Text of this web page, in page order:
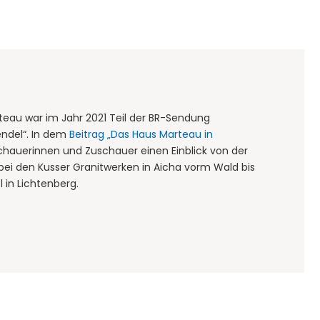
war im Jahr 2021 Teil der BR-Sendung
In dem Beitrag „Das Haus Marteau in
und Zuschauer einen Einblick von der
den Kusser Granitwerken in Aicha vorm Wald bis
in Lichtenberg.